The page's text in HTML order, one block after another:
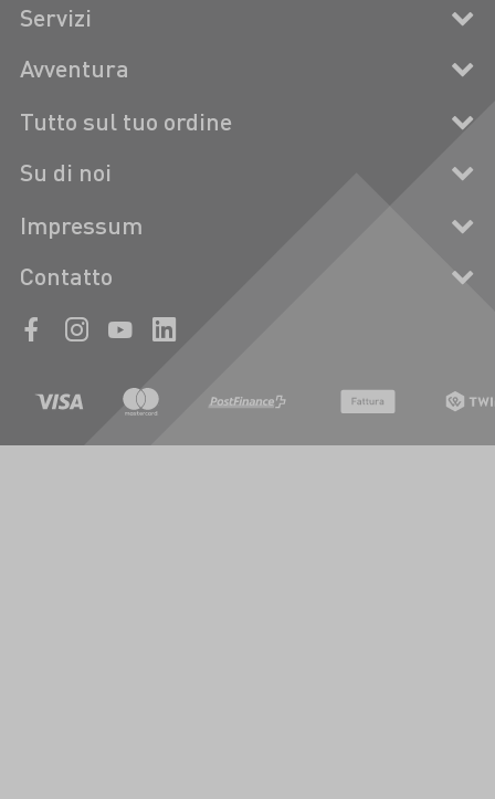
Servizi
Avventura
Tutto sul tuo ordine
Su di noi
Impressum
Contatto